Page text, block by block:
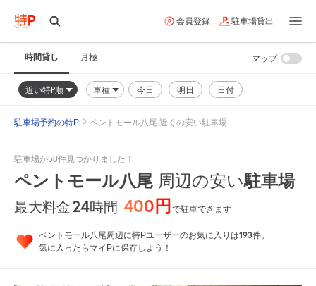
会員登録 駐車場貸出
時間貸し 月極
近い特P順 車種 今日 明日 日付
マップ
駐車場予約の特P ペントモール八尾 近くの安い駐車場
駐車場が50件見つかりました！
ペントモール八尾 周辺の安い駐車場
最大料金24時間 400円で駐車できます
ペントモール八尾周辺に特Pユーザーのお気に入りは193件。
気に入ったらマイPに保存しよう！